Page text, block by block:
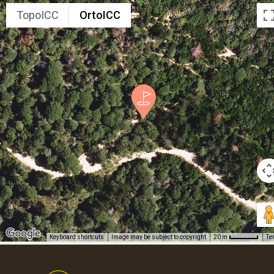
TopoICC OrtoICC
Keyboard shortcuts Image may be subject to copyright 20 m